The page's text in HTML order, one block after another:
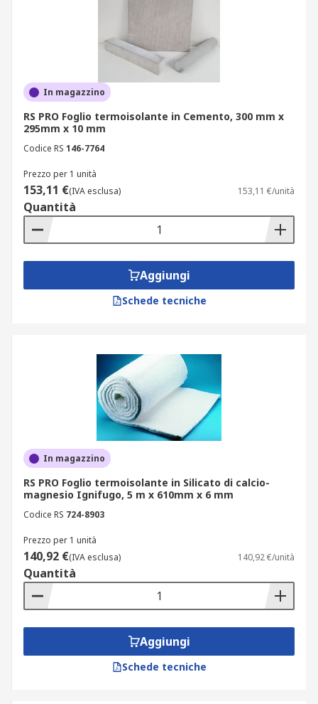
In magazzino
RS PRO Foglio termoisolante in Cemento, 300 mm x
295mm x 10 mm
Codice RS 146-7764
Prezzo per 1 unità
153,11 €(IVA esclusa) 153,11 €/unità
Quantità
Aggiungi
Schede tecniche
In magazzino
RS PRO Foglio termoisolante in Silicato di calcio-
magnesio Ignifugo, 5 m x 610mm x 6 mm
Codice RS 724-8903
Prezzo per 1 unità
140,92 €(IVA esclusa) 140,92 €/unità
Quantità
Aggiungi
Schede tecniche